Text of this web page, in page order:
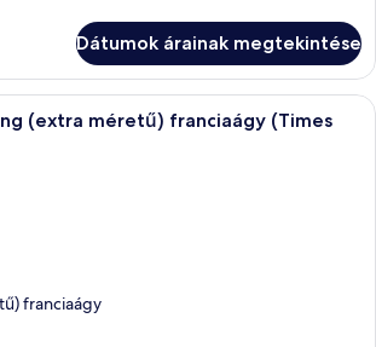
Dátumok árainak megtekintése
Egy szállodai szoba, amelyben egy
(extra méretű) franciaágy (Times
franciaágy